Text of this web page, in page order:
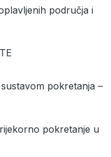
područja i
pokretanja –
pokretanje u